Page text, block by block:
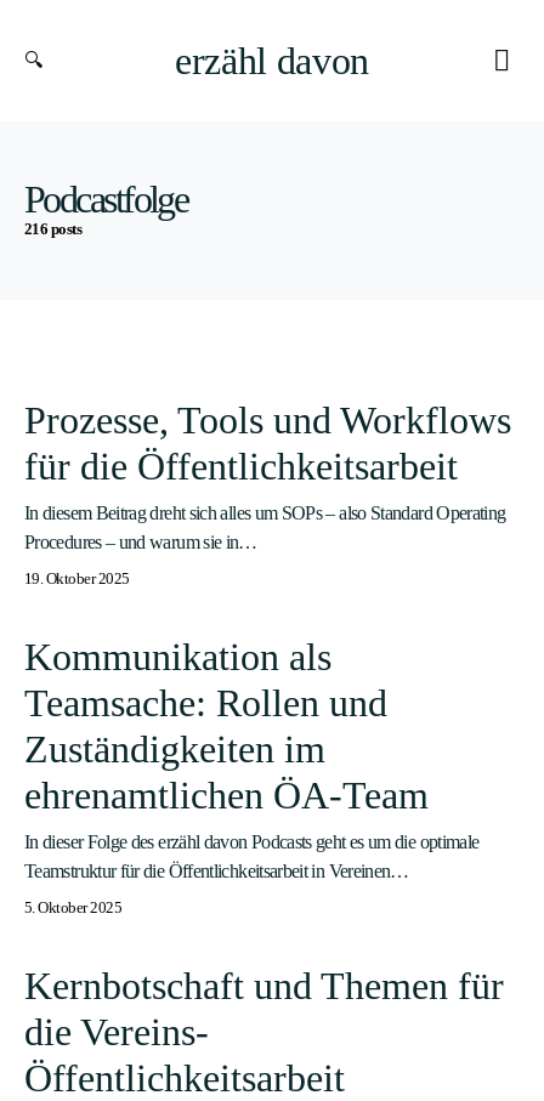
erzähl davon
Podcastfolge
216 posts
Prozesse, Tools und Workflows
für die Öffentlichkeitsarbeit
In diesem Beitrag dreht sich alles um SOPs – also Standard Operating
Procedures – und warum sie in…
19. Oktober 2025
Kommunikation als
Teamsache: Rollen und
Zuständigkeiten im
ehrenamtlichen ÖA-Team
In dieser Folge des erzähl davon Podcasts geht es um die optimale
Teamstruktur für die Öffentlichkeitsarbeit in Vereinen…
5. Oktober 2025
Kernbotschaft und Themen für
die Vereins-
Öffentlichkeitsarbeit